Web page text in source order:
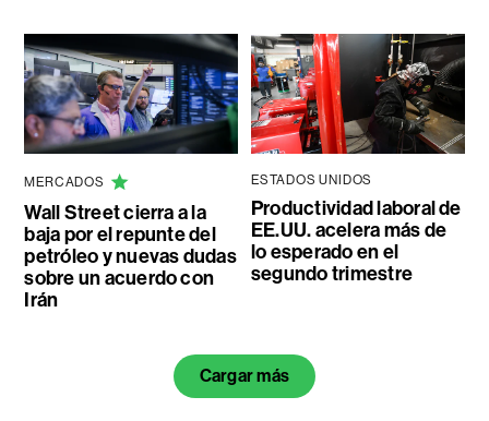
MERCADOS
Wall Street cierra a la
baja por el repunte del
petróleo y nuevas dudas
sobre un acuerdo con
Irán
ESTADOS UNIDOS
Productividad laboral de
EE.UU. acelera más de
lo esperado en el
segundo trimestre
Cargar más